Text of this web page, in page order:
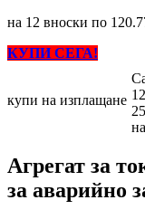
на 12 вноски по
КУПИ СЕГА!
купи на изплащане
Агрегат за
за аварийно